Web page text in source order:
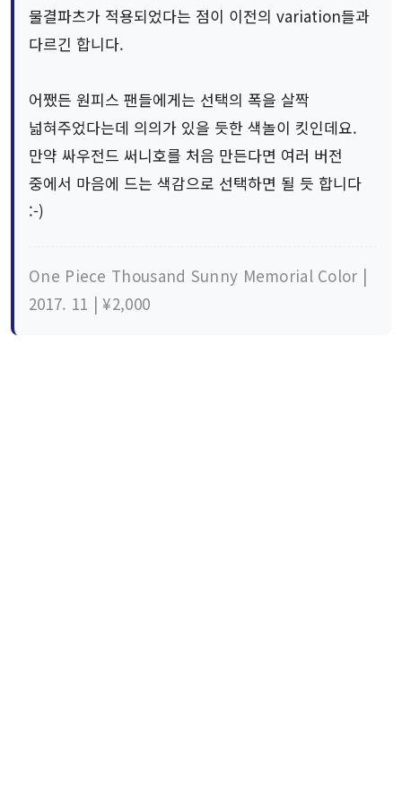
물결파츠가 적용되었다는 점이 이전의 variation들과
다르긴 합니다.
어쨌든 원피스 팬들에게는 선택의 폭을 살짝
넓혀주었다는데 의의가 있을 듯한 색놀이 킷인데요.
만약 싸우전드 써니호를 처음 만든다면 여러 버전
중에서 마음에 드는 색감으로 선택하면 될 듯 합니다
:-)
One Piece Thousand Sunny Memorial Color |
2017. 11 | ¥2,000